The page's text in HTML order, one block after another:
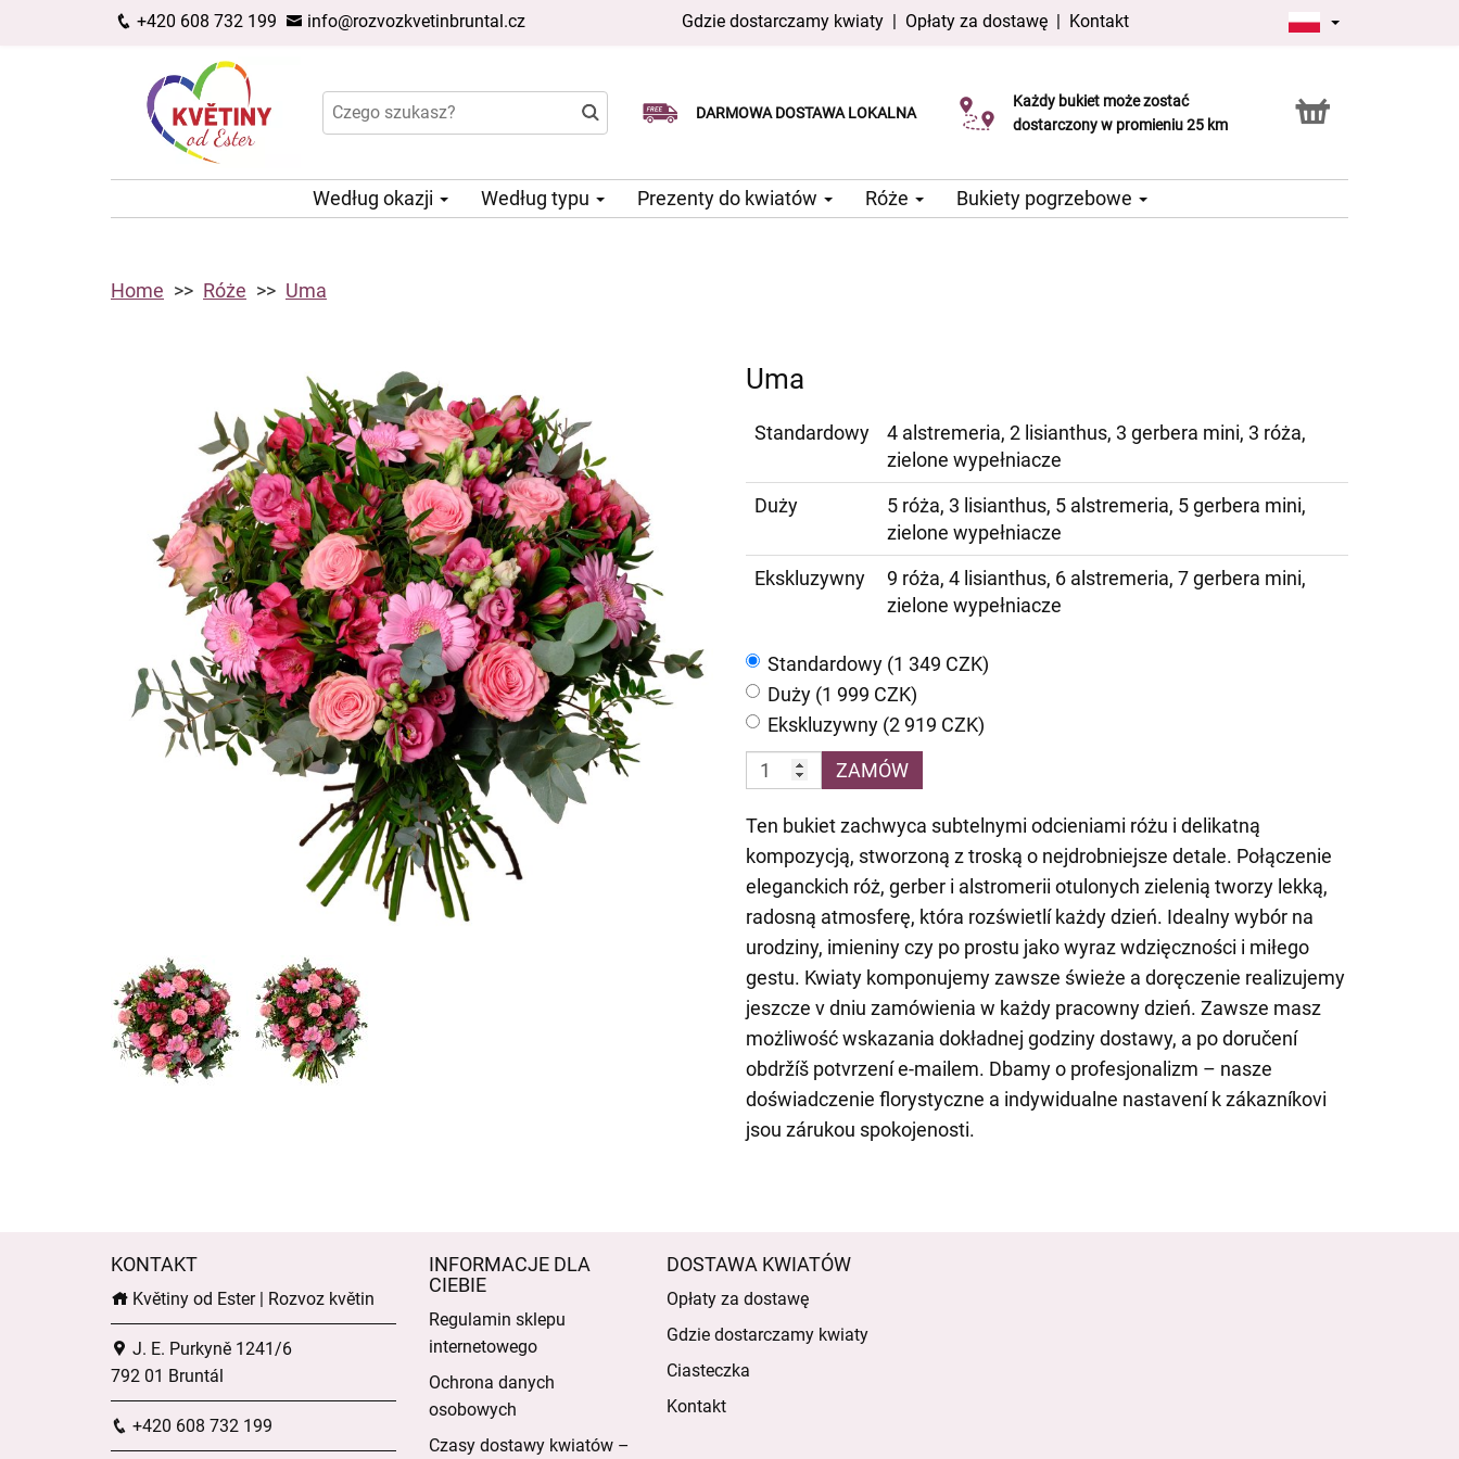
+420 608 732 199 info@rozvozkvetinbruntal.cz Gdzie dostarczamy kwiaty | Opłaty za dostawę | Kontakt
DARMOWA DOSTAWA LOKALNA
Dostawa tego samego dnia
Wybierz datę dostawy
Każdy bukiet może zostać
dostarczony w promieniu 25 km
Usługa Click & Collect
Według okazji Według typu Prezenty do kwiatów Róże Bukiety pogrzebowe
Home Róże Uma
Uma
Standardowy
4 alstremeria, 2 lisianthus, 3 gerbera mini, 3 róża,
zielone wypełniacze
Duży
5 róża, 3 lisianthus, 5 alstremeria, 5 gerbera mini,
zielone wypełniacze
Ekskluzywny
9 róża, 4 lisianthus, 6 alstremeria, 7 gerbera mini,
zielone wypełniacze
Standardowy (1 349 CZK)
Duży (1 999 CZK)
Ekskluzywny (2 919 CZK)
ZAMÓW
Ten bukiet zachwyca subtelnymi odcieniami różu i delikatną
kompozycją, stworzoną z troską o nejdrobniejsze detale. Połączenie
eleganckich róż, gerber i alstromerii otulonych zielenią tworzy lekką,
radosną atmosferę, która rozświetlí każdy dzień. Idealny wybór na
urodziny, imieniny czy po prostu jako wyraz wdzięczności i miłego
gestu. Kwiaty komponujemy zawsze świeże a doręczenie realizujemy
jeszcze v dniu zamówienia w każdy pracowny dzień. Zawsze masz
możliwość wskazania dokładnej godziny dostawy, a po doručení
obdržíš potvrzení e-mailem. Dbamy o profesjonalizm – nasze
doświadczenie florystyczne a indywidualne nastavení k zákazníkovi
jsou zárukou spokojenosti.
KONTAKT
Květiny od Ester | Rozvoz květin
J. E. Purkyně 1241/6
792 01 Bruntál
+420 608 732 199
INFORMACJE DLA
CIEBIE
Regulamin sklepu
internetowego
Ochrona danych
osobowych
Czasy dostawy kwiatów –
DOSTAWA KWIATÓW
Opłaty za dostawę
Gdzie dostarczamy kwiaty
Ciasteczka
Kontakt